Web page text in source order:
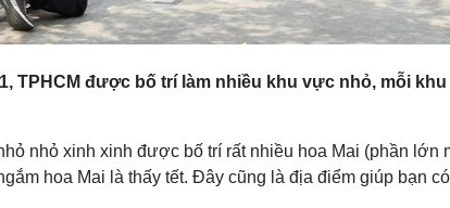
TPHCM được bố trí làm nhiều khu vực nhỏ, mỗi
nhỏ xinh xinh được bố trí rất nhiều hoa Mai (phần lớn
hoa Mai là thấy tết. Đây cũng là địa điểm giúp bạn